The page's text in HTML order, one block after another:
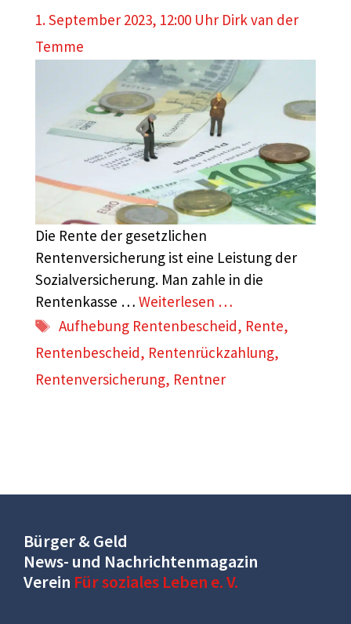
1. September 2023, 12:00 Uhr Dirk van der
Temme
Die Rente der gesetzlichen
Rentenversicherung ist eine Leistung der
Sozialversicherung. Man zahle in die
Rentenkasse … Weiterlesen …
Schlagwörter
Aufhebung Rentenbescheid, Rente,
Rentenbescheid, Rentenrückzahlung,
Rentenversicherung, Rentner
Bürger & Geld
News- und Nachrichtenmagazin
Verein Für soziales Leben e. V.